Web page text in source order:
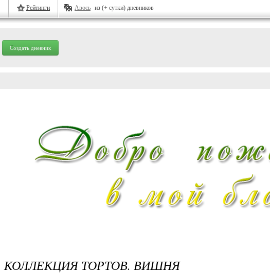
Рейтинги Авось из (+ сутки) дневников
Создать дневник
КОЛЛЕКЦИЯ ТОРТОВ. ВИШНЯ